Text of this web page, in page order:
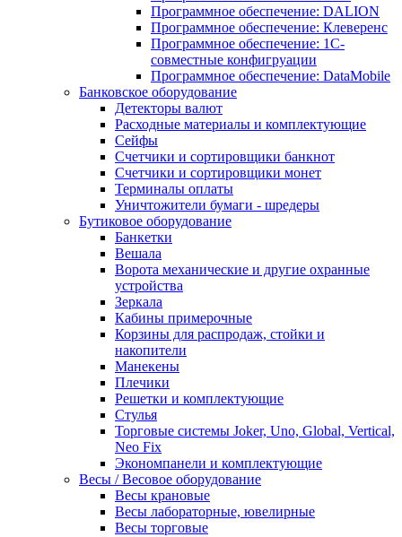
Программное обеспечение: DALION
Программное обеспечение: Клеверенс
Программное обеспечение: 1С-
совместные конфигруации
Программное обеспечение: DataMobile
Банковское оборудование
Детекторы валют
Расходные материалы и комплектующие
Сейфы
Счетчики и сортировщики банкнот
Счетчики и сортировщики монет
Терминалы оплаты
Уничтожители бумаги - шредеры
Бутиковое оборудование
Банкетки
Вешала
Ворота механические и другие охранные
устройства
Зеркала
Кабины примерочные
Корзины для распродаж, стойки и
накопители
Манекены
Плечики
Решетки и комплектующие
Стулья
Торговые системы Joker, Uno, Global, Vertical,
Neo Fix
Экономпанели и комплектующие
Весы / Весовое оборудование
Весы крановые
Весы лабораторные, ювелирные
Весы торговые